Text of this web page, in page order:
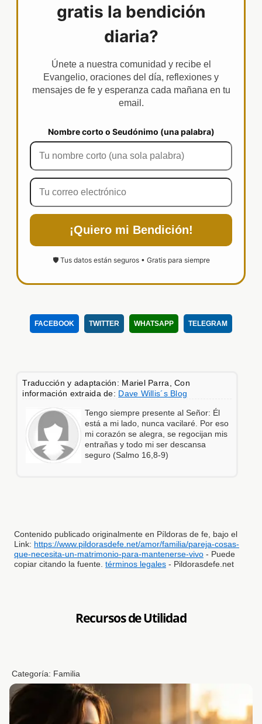
gratis la bendición
diaria?
Únete a nuestra comunidad y recibe el
Evangelio, oraciones del día, reflexiones y
mensajes de fe y esperanza cada mañana en tu
email.
Nombre corto o Seudónimo (una palabra)
¡Quiero mi Bendición!
🛡️ Tus datos están seguros • Gratis para siempre
FACEBOOK TWITTER WHATSAPP TELEGRAM
Traducción y adaptación: Mariel Parra, Con
información extraida de: Dave Willis´s Blog
Tengo siempre presente al Señor: Él
está a mi lado, nunca vacilaré. Por eso
mi corazón se alegra, se regocijan mis
entrañas y todo mi ser descansa
seguro (Salmo 16,8-9)
Contenido publicado originalmente en Píldoras de fe, bajo el
Link: https://www.pildorasdefe.net/amor/familia/pareja-cosas-
que-necesita-un-matrimonio-para-mantenerse-vivo - Puede
copiar citando la fuente. términos legales - Pildorasdefe.net
Recursos de Utilidad
Categoría: Familia